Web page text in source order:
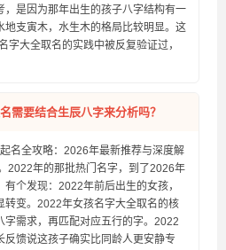
，是因为那年出生的孩子八字结构有一
支寅木，水生木的格局比较明显。这
字大全取名的实践中被反复验证过，
需要结合生辰八字来分析吗？
名全攻略：2026年最新推荐与深度解
2022年的那批热门名字，到了2026年
个发现：2022年前后出生的女孩，
转变。2022年女孩名字大全取名的核
需求，再匹配对应五行的字。2022
反馈说这孩子确实比同龄人更安静专